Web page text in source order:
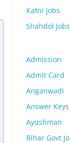
Katni Jobs
Shahdol Jobs
Admission
Admit Card
Anganwadi
Answer Keys
Ayushman
Bihar Govt